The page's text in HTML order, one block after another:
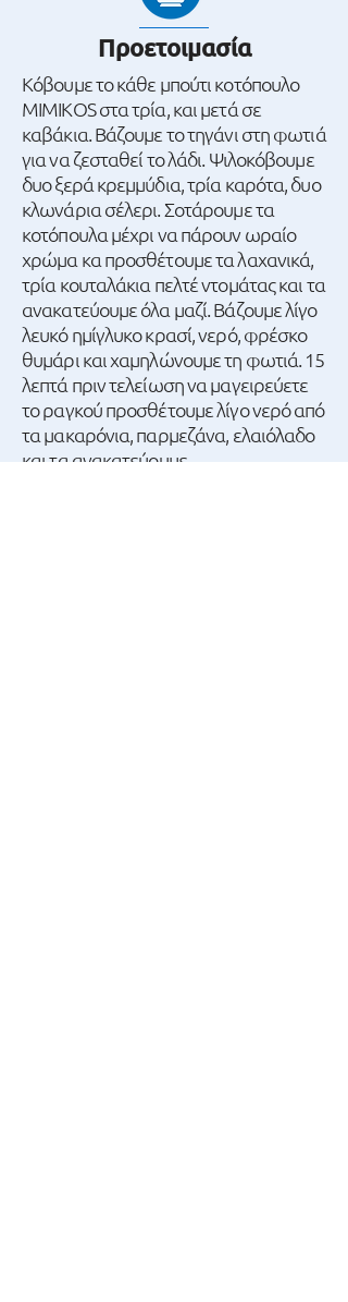
Προετοιμασία
Κόβουμε το κάθε μπούτι κοτόπουλο
MIMIKOS στα τρία, και μετά σε
καβάκια. Βάζουμε το τηγάνι στη φωτιά
για να ζεσταθεί το λάδι. Ψιλοκόβουμε
δυο ξερά κρεμμύδια, τρία καρότα, δυο
κλωνάρια σέλερι. Σοτάρουμε τα
κοτόπουλα μέχρι να πάρουν ωραίο
χρώμα κα προσθέτουμε τα λαχανικά,
τρία κουταλάκια πελτέ ντομάτας και τα
ανακατεύουμε όλα μαζί. Βάζουμε λίγο
λευκό ημίγλυκο κρασί, νερό, φρέσκο
θυμάρι και χαμηλώνουμε τη φωτιά. 15
λεπτά πριν τελείωση να μαγειρεύετε
το ραγκού προσθέτουμε λίγο νερό από
τα μακαρόνια, παρμεζάνα, ελαιόλαδο
και τα ανακατεύουμε.